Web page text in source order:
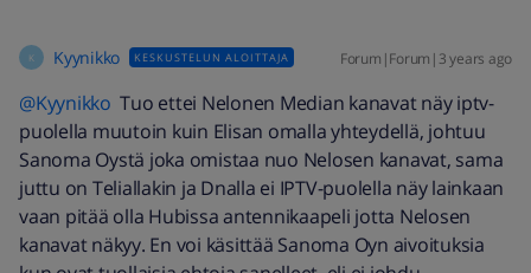
K Kyynikko KESKUSTELUN ALOITTAJA Forum|Forum|3 years ago
@Kyynikko Tuo ettei Nelonen Median kanavat näy iptv-
puolella muutoin kuin Elisan omalla yhteydellä, johtuu
Sanoma Oystä joka omistaa nuo Nelosen kanavat, sama
juttu on Teliallakin ja Dnalla ei IPTV-puolella näy lainkaan
vaan pitää olla Hubissa antennikaapeli jotta Nelosen
kanavat näkyy. En voi käsittää Sanoma Oyn aivoituksia